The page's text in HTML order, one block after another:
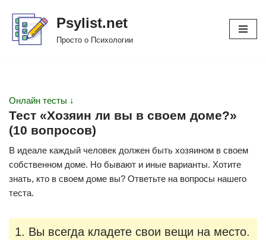
Перейти
Psylist.net
Просто о Психологии
Онлайн тесты ↓
Тест «Хозяин ли вы в своем доме?»
(10 вопросов)
В идеале каждый человек должен быть хозяином в своем
собственном доме. Но бывают и иные варианты. Хотите
знать, кто в своем доме вы? Ответьте на вопросы нашего
теста.
1. Вы всегда кладете свои вещи на место.